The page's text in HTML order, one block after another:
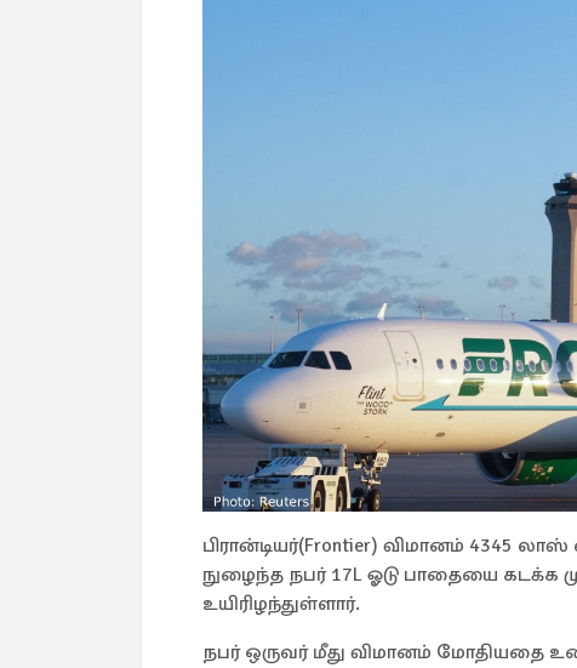
பிரான்டியர்(Frontier) விமானம் 4345
நுழைந்த நபர் 17L ஓடு பாதையை கடக்க
உயிரிழந்துள்ளார்.
நபர் ஒருவர் மீது விமானம் மோதியதை